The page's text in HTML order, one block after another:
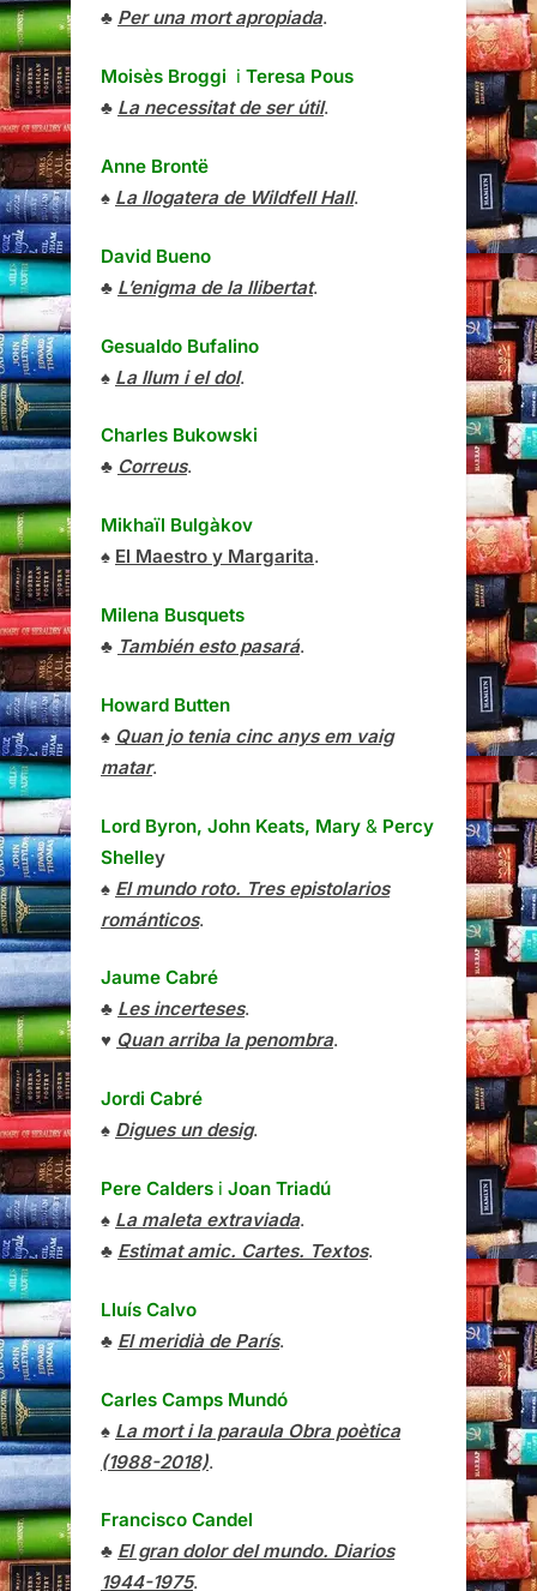
♣ Per una mort apropiada.
Moisès Broggi i Teresa Pous
♣ La necessitat de ser útil.
Anne Brontë
♠ La llogatera de Wildfell Hall.
David Bueno
♣ L’enigma de la llibertat.
Gesualdo Bufalino
♠ La llum i el dol.
Charles Bukowski
♣ Correus.
Mikhaïl Bulgàkov
♠ El Maestro y Margarita.
Milena Busquets
♣ También esto pasará.
Howard Butten
♠ Quan jo tenia cinc anys em vaig
matar.
Lord Byron, John Keats, Mary & Percy
Shelley
♠ El mundo roto. Tres epistolarios
románticos.
Jaume Cabré
♣ Les incerteses.
♥ Quan arriba la penombra.
Jordi Cabré
♠ Digues un desig.
Pere Calders i Joan Triadú
♠ La maleta extraviada.
♣ Estimat amic. Cartes. Textos.
Lluís Calvo
♣ El meridià de París.
Carles Camps Mundó
♠ La mort i la paraula Obra poètica
(1988-2018).
Francisco Candel
♣ El gran dolor del mundo. Diarios
1944-1975.